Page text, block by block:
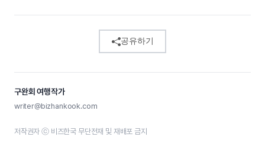
공유하기
구완회 여행작가
writer@bizhankook.com
저작권자 ⓒ 비즈한국 무단전재 및 재배포 금지